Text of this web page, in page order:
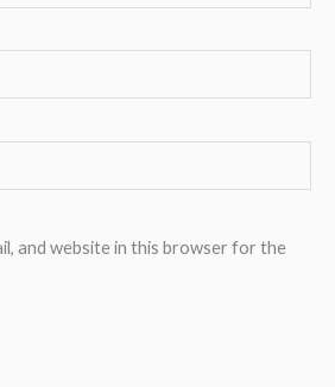
and website in this browser for the